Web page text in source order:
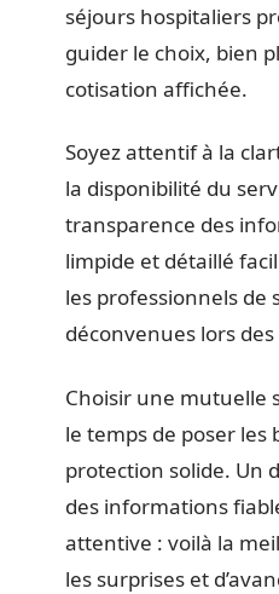
séjours hospitaliers
guider le choix, bien
cotisation affichée.
Soyez attentif à la
la disponibilité du
transparence des
limpide et détaillé
les professionnels de
déconvenues lors
Choisir une mutuelle
le temps de poser les
protection solide. Un
des informations
attentive : voilà la
les surprises et